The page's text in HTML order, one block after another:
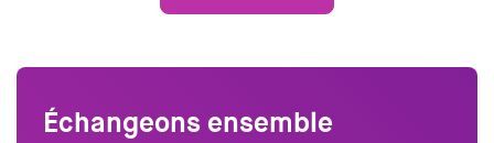
Échangeons ensemble